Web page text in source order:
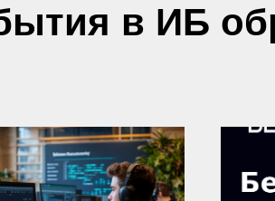
в ИБ